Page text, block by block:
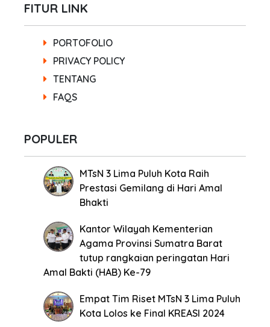
FITUR LINK
PORTOFOLIO
PRIVACY POLICY
TENTANG
FAQS
POPULER
MTsN 3 Lima Puluh Kota Raih
Prestasi Gemilang di Hari Amal
Bhakti
Kantor Wilayah Kementerian
Agama Provinsi Sumatra Barat
tutup rangkaian peringatan Hari
Amal Bakti (HAB) Ke-79
Empat Tim Riset MTsN 3 Lima Puluh
Kota Lolos ke Final KREASI 2024